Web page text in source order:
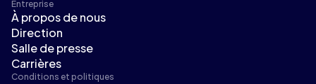
Entreprise
À propos de nous
Direction
Salle de presse
Carrières
Conditions et politiques